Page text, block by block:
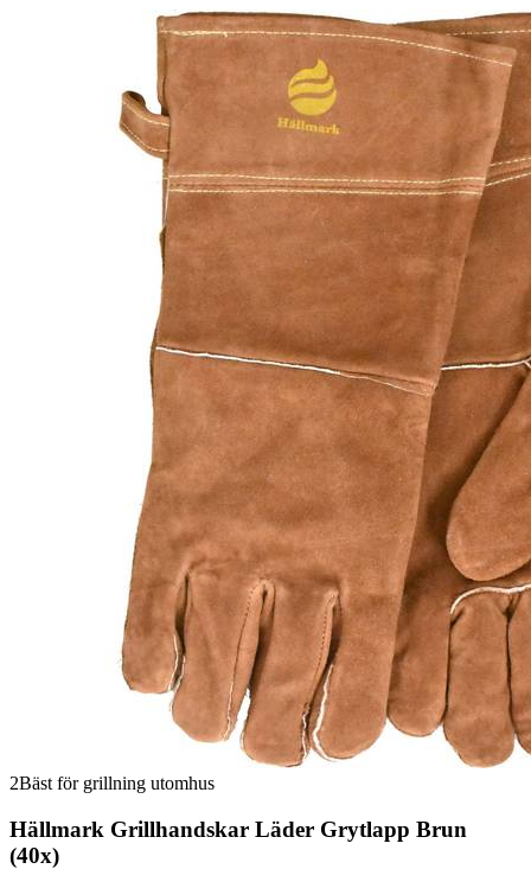
2Bäst för grillning utomhus
Hällmark Grillhandskar Läder Grytlapp Brun
(40x)